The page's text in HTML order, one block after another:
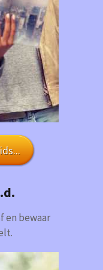
en bewaar